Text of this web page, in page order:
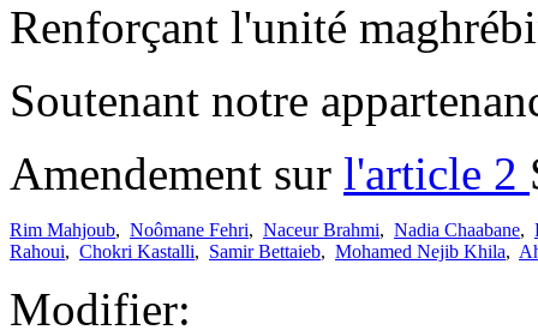
Renforçant l'unité
Soutenant notre
Amendement sur l'article 2
Rim Mahjoub, Noômane Fehri, Naceur Brahmi, Nadia Chaabane,
Rahoui, Chokri Kastalli, Samir Bettaieb, Mohamed Nejib Khila,
Modifier: